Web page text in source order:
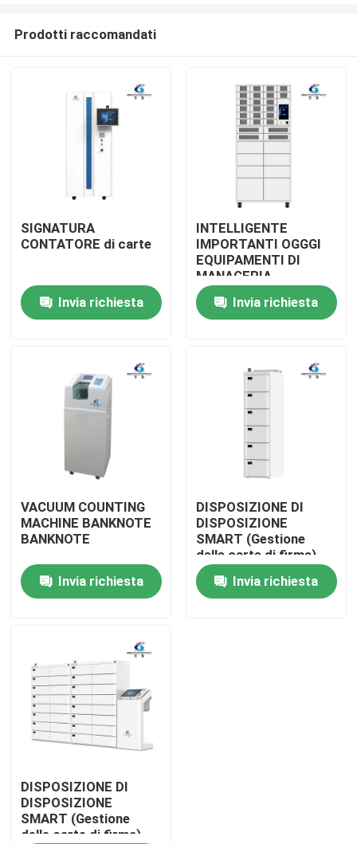
Visita alla fabbrica
Controllo di qualità
notizie
Tutti i casi
Richiedere un preventivo
Macchina per la selezione delle banconote
Prodotti raccomandati
SIGNATURA
CONTATORE di carte
Invia richiesta
INTELLIGENTE
IMPORTANTI OGGGI
EQUIPAMENTI DI
MANAGERIA
Invia richiesta
VACUUM COUNTING
MACHINE BANKNOTE
BANKNOTE
Invia richiesta
DISPOSIZIONE DI
DISPOSIZIONE
SMART (Gestione
delle carte di firma)
Invia richiesta
DISPOSIZIONE DI
DISPOSIZIONE
SMART (Gestione
delle carte di firma)